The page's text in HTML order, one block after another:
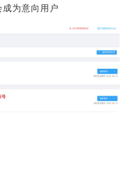
为意向用户